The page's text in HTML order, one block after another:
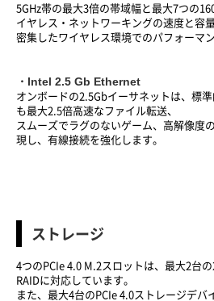
5GHz帯の最大3倍の帯域幅と最大7つの
イヤレス・ネットワーキングの速度と容
密集したワイヤレス環境でのパフォーマ
・Intel 2.5 Gb Ethernet
オンボードの2.5Gbイーサネットは、標
も最大2.5倍高速なファイル転送、
スムーズでラグのないゲーム、高解像度
現し、有線接続を強化します。
ストレージ
4つのPCIe 4.0 M.2スロットは、最大2台
RAIDに対応しています。
また、最大4台のPCIe 4.0ストレージデバ